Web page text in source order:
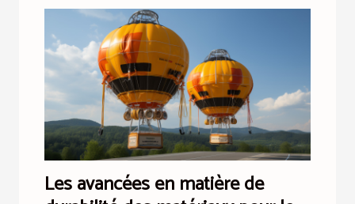
Les avancées en matière de